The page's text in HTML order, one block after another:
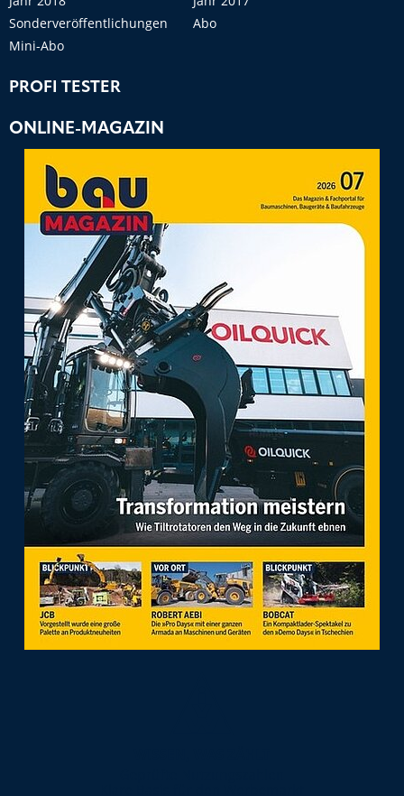
Sonderveröffentlichungen
Abo
Mini-Abo
PROFI TESTER
ONLINE-MAGAZIN